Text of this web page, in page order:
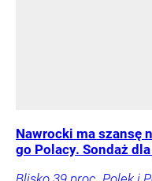
Nawrocki ma szansę
go Polacy. Sondaż dla